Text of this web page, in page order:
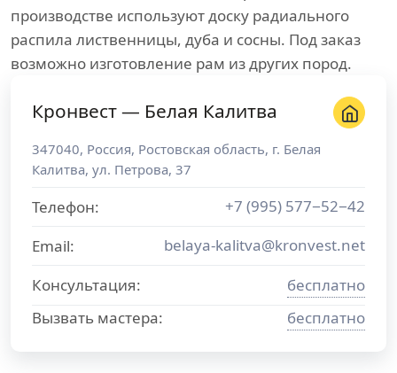
производстве используют доску радиального
распила лиственницы, дуба и сосны. Под заказ
возможно изготовление рам из других пород.
Кронвест — Белая Калитва
347040, Россия, Ростовская область, г. Белая
Калитва, ул. Петрова, 37
Телефон:
+7 (995) 577−52−42
Email:
belaya-kalitva@kronvest.net
Консультация:
бесплатно
Вызвать мастера:
бесплатно